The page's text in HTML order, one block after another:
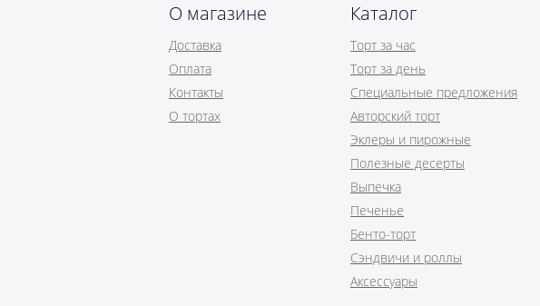
О магазине
Доставка
Оплата
Контакты
О тортах
Каталог
Торт за час
Торт за день
Специальные предложения
Авторский торт
Эклеры и пирожные
Полезные десерты
Выпечка
Печенье
Бенто-торт
Сэндвичи и роллы
Аксессуары